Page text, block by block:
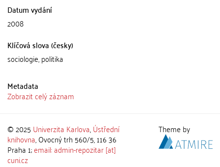
Datum vydání
2008
Klíčová slova (česky)
sociologie, politika
Metadata
Zobrazit celý záznam
© 2025 Univerzita Karlova,Ústřední
knihovna, Ovocný trh 560/5, 116 36
Praha 1;email: admin-repozitar [at]
cuni.cz
Theme by